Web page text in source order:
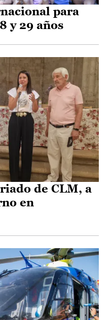
para
y 29 años
de CLM, a
en